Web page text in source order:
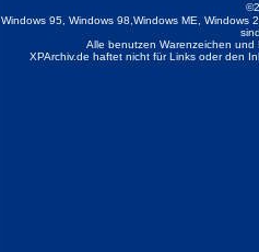
Windows 95, Windows 98,Windows ME, Windows
Alle benutzen Warenzeichen und
XPArchiv.de haftet nicht für Links oder den